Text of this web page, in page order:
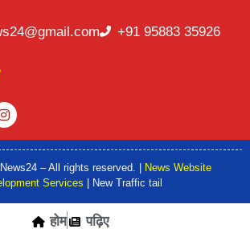
होम पढ़िए
+91 95883 35926
– All rights reserved. | News Website
Services | New Traffic tail